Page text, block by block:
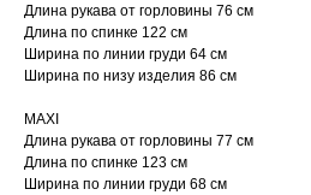
Длина рукава от горловины 76 см
Длина по спинке 122 см
Ширина по линии груди 64 см
Ширина по низу изделия 86 см
MAXI
Длина рукава от горловины 77 см
Длина по спинке 123 см
Ширина по линии груди 68 см